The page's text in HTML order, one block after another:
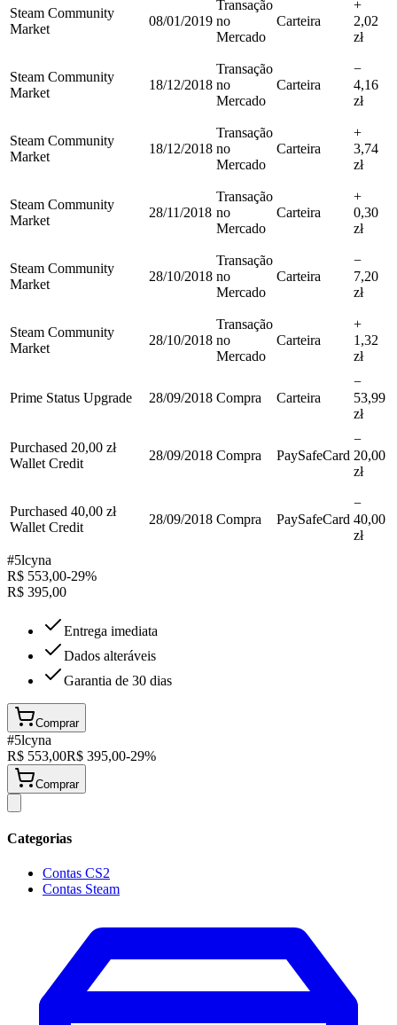
Steam Community
Market
08/01/2019
Transação
no
Mercado
Carteira
+
2,02
zł
Steam Community
Market
18/12/2018
Transação
no
Mercado
Carteira
−
4,16
zł
Steam Community
Market
18/12/2018
Transação
no
Mercado
Carteira
+
3,74
zł
Steam Community
Market
28/11/2018
Transação
no
Mercado
Carteira
+
0,30
zł
Steam Community
Market
28/10/2018
Transação
no
Mercado
Carteira
−
7,20
zł
Steam Community
Market
28/10/2018
Transação
no
Mercado
Carteira
+
1,32
zł
Prime Status Upgrade 28/09/2018 Compra Carteira
−
53,99
zł
Purchased 20,00 zł
Wallet Credit
28/09/2018 Compra PaySafeCard
−
20,00
zł
Purchased 40,00 zł
Wallet Credit
28/09/2018 Compra PaySafeCard
−
40,00
zł
#5lcyna
R$ 553,00-29%
R$ 395,00
Entrega imediata
Dados alteráveis
Garantia de 30 dias
Comprar
#5lcyna
R$ 553,00R$ 395,00-29%
Comprar
Categorias
Contas CS2
Contas Steam